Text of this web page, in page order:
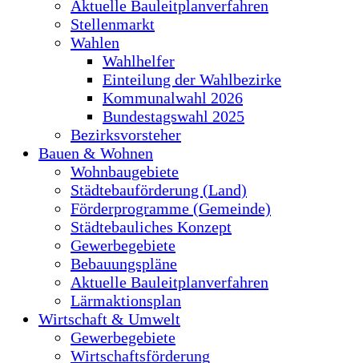
Aktuelle Bauleitplanverfahren
Stellenmarkt
Wahlen
Wahlhelfer
Einteilung der Wahlbezirke
Kommunalwahl 2026
Bundestagswahl 2025
Bezirksvorsteher
Bauen & Wohnen
Wohnbaugebiete
Städtebauförderung (Land)
Förderprogramme (Gemeinde)
Städtebauliches Konzept
Gewerbegebiete
Bebauungspläne
Aktuelle Bauleitplanverfahren
Lärmaktionsplan
Wirtschaft & Umwelt
Gewerbegebiete
Wirtschaftsförderung